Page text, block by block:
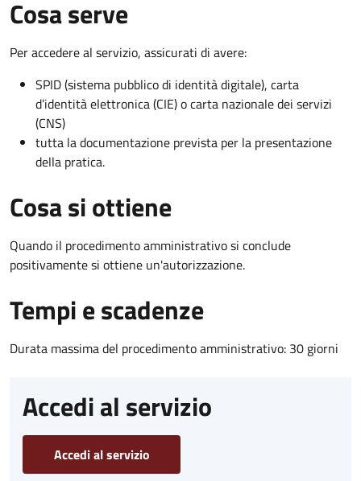
Cosa serve
Per accedere al servizio, assicurati di avere:
SPID (sistema pubblico di identità digitale), carta
d’identità elettronica (CIE) o carta nazionale dei servizi
(CNS)
tutta la documentazione prevista per la presentazione
della pratica.
Cosa si ottiene
Quando il procedimento amministrativo si conclude
positivamente si ottiene un'autorizzazione.
Tempi e scadenze
Durata massima del procedimento amministrativo: 30 giorni
Accedi al servizio
Accedi al servizio